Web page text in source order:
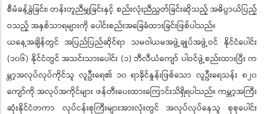
စီမံခန့်ခွဲခြင်း၊ တန်းတူညီမျှခြင်းနှင့် စည်းလုံးညီညွတ်ခြင်းဆိုသည့် အဓိပ္ပာယ်ပြည့်
ဝသည့် အနှစ်သာရများကို ပေါင်းစည်းအခြေခံထားခြင်းဖြစ်ပါသည်။
ယနေ့အချိန်တွင် အပြည်ပြည်ဆိုင်ရာ သမဝါယမအဖွဲ့ချုပ်အဖွဲ့ဝင် နိုင်ငံပေါင်း
(၁၀၆) နိုင်ငံတွင် အသင်းသားပေါင်း (၁) ဘီလီယံကျော် ပါဝင်ဖွဲ့စည်းထားပြီး က
မ္ဘာ့အလုပ်လုပ်ကိုင်သူ လူဦးရေ၏ ၁၀ ရာခိုင်နှုန်းဖြစ်သော လူဦးရေသန်း ၈၂၀
ကျော်ကို အလုပ်အကိုင်များ ဖန်တီးပေးထားကြောင်းသိရှိရပါသည်။ ကမ္ဘာ့အကြီး
ဆုံးနိုင်ငံတကာ လုပ်ငန်းစုကြီးများအားလုံးတွင် အလုပ်လုပ်နေသူ စုစုပေါင်း